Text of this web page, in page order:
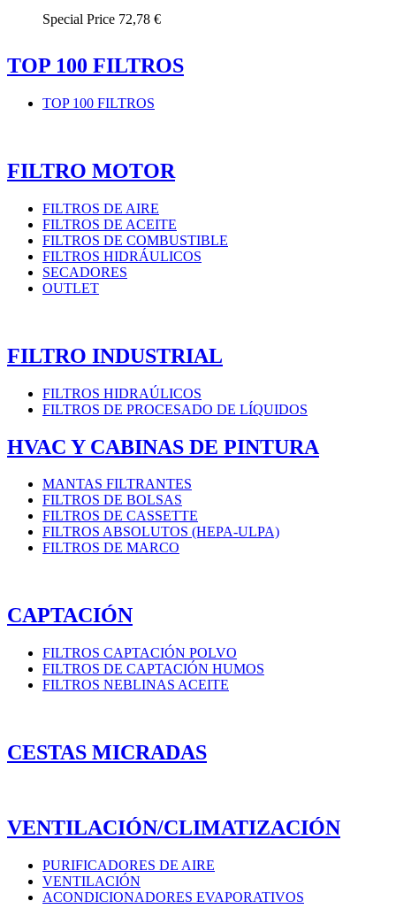
Special Price 72,78 €
TOP 100 FILTROS
TOP 100 FILTROS
FILTRO MOTOR
FILTROS DE AIRE
FILTROS DE ACEITE
FILTROS DE COMBUSTIBLE
FILTROS HIDRÁULICOS
SECADORES
OUTLET
FILTRO INDUSTRIAL
FILTROS HIDRAÚLICOS
FILTROS DE PROCESADO DE LÍQUIDOS
HVAC Y CABINAS DE PINTURA
MANTAS FILTRANTES
FILTROS DE BOLSAS
FILTROS DE CASSETTE
FILTROS ABSOLUTOS (HEPA-ULPA)
FILTROS DE MARCO
CAPTACIÓN
FILTROS CAPTACIÓN POLVO
FILTROS DE CAPTACIÓN HUMOS
FILTROS NEBLINAS ACEITE
CESTAS MICRADAS
VENTILACIÓN/CLIMATIZACIÓN
PURIFICADORES DE AIRE
VENTILACIÓN
ACONDICIONADORES EVAPORATIVOS